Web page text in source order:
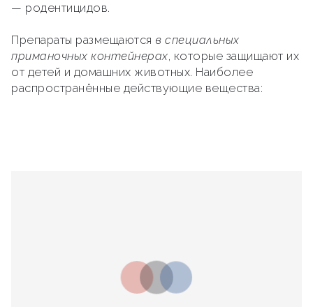
— родентицидов.
Препараты размещаются в специальных
приманочных контейнерах, которые защищают их
от детей и домашних животных. Наиболее
распространённые действующие вещества: